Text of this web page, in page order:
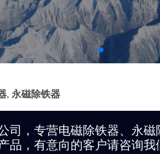
, 永磁除铁器
司，专营电磁除铁器、永
品，有意向的客户请咨询我